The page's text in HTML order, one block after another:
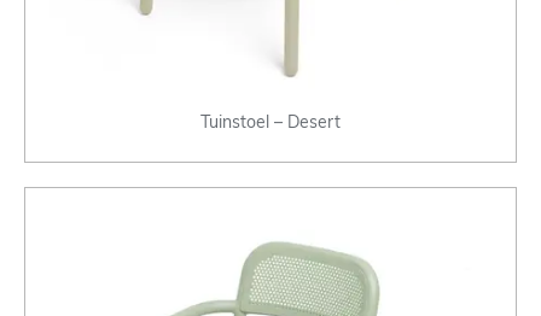
Tuinstoel – Desert